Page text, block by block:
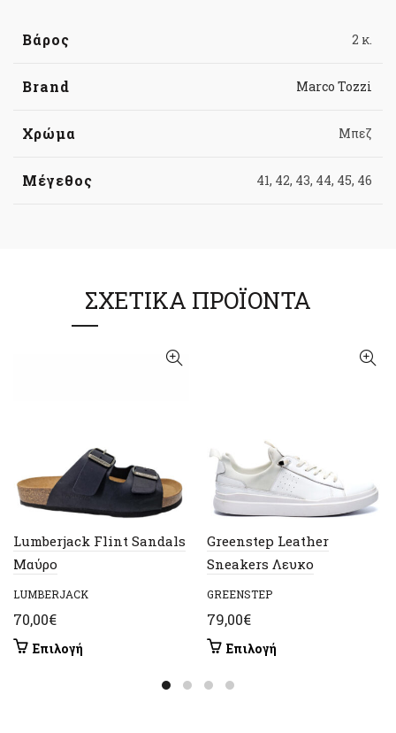
Βάρος 2 κ.
Brand Marco Tozzi
Χρώμα Μπεζ
Μέγεθος 41, 42, 43, 44, 45, 46
ΣΧΕΤΙΚΆ ΠΡΟΪΌΝΤΑ
Lumberjack Flint Sandals
Μαύρο
LUMBERJACK
70,00€
Επιλογή
Greenstep Leather
Sneakers Λευκο
GREENSTEP
79,00€
Επιλογή